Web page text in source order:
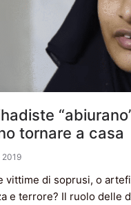
tornare a casa
2019
vittime di soprusi, o
e terrore? Il ruolo delle